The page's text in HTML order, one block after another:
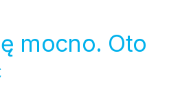
mocno. Oto